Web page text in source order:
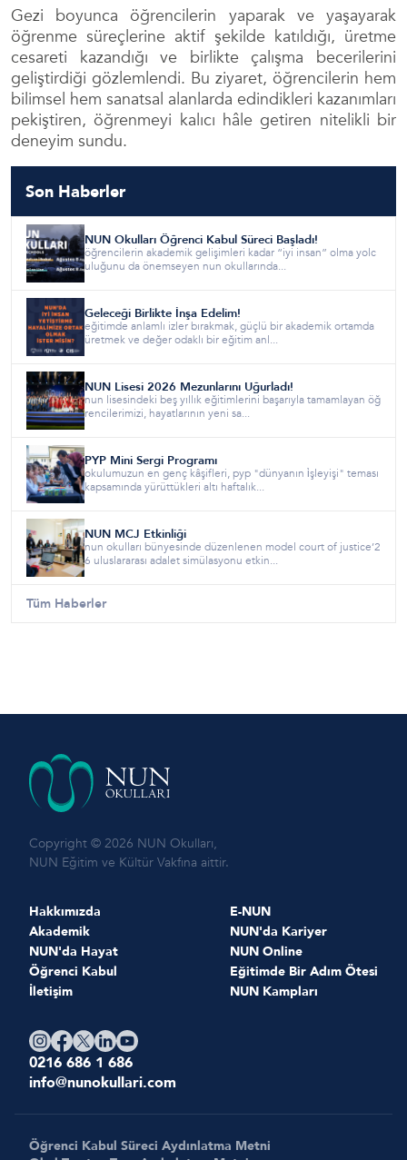
Son Haberler
NUN Okulları Öğrenci Kabul Süreci Başladı!
öğrencilerin akademik gelişimleri kadar “iyi insan” olma yolc
uluğunu da önemseyen nun okullarında...
Geleceği Birlikte İnşa Edelim!
eğitimde anlamlı izler bırakmak, güçlü bir akademik ortamda
üretmek ve değer odaklı bir eğitim anl...
NUN Lisesi 2026 Mezunlarını Uğurladı!
nun lisesindeki beş yıllık eğitimlerini başarıyla tamamlayan öğ
rencilerimizi, hayatlarının yeni sa...
PYP Mini Sergi Programı
okulumuzun en genç kâşifleri, pyp "dünyanın i̇şleyişi" teması
kapsamında yürüttükleri altı haftalık...
NUN MCJ Etkinliği
nun okulları bünyesinde düzenlenen model court of justice’2
6 uluslararası adalet simülasyonu etkin...
Tüm Haberler
Gezi boyunca öğrencilerin yaparak ve yaşayarak
öğrenme süreçlerine aktif şekilde katıldığı, üretme
cesareti kazandığı ve birlikte çalışma becerilerini
geliştirdiği gözlemlendi. Bu ziyaret, öğrencilerin hem
bilimsel hem sanatsal alanlarda edindikleri kazanımları
pekiştiren, öğrenmeyi kalıcı hâle getiren nitelikli bir
deneyim sundu.
Copyright © 2026 NUN Okulları,
NUN Eğitim ve Kültür Vakfına aittir.
Hakkımızda
Akademik
NUN'da Hayat
Öğrenci Kabul
İletişim
E-NUN
NUN'da Kariyer
NUN Online
Eğitimde Bir Adım Ötesi
NUN Kampları
0216 686 1 686
info@nunokullari.com
Öğrenci Kabul Süreci Aydınlatma Metni